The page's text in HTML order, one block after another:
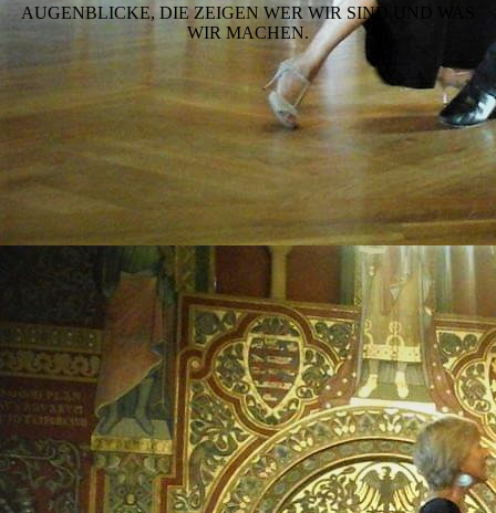
AUGENBLICKE, DIE ZEIGEN WER WIR SIND UND WAS
WIR MACHEN.